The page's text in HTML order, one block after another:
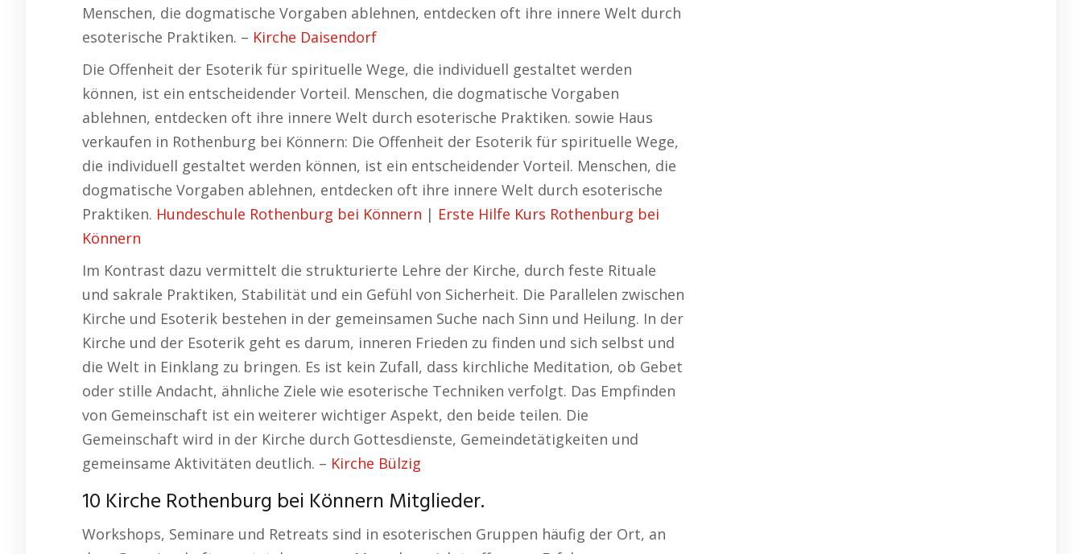
Menschen, die dogmatische Vorgaben ablehnen, entdecken oft ihre innere Welt durch
esoterische Praktiken. – Kirche Daisendorf
Die Offenheit der Esoterik für spirituelle Wege, die individuell gestaltet werden
können, ist ein entscheidender Vorteil. Menschen, die dogmatische Vorgaben
ablehnen, entdecken oft ihre innere Welt durch esoterische Praktiken. sowie Haus
verkaufen in Rothenburg bei Könnern: Die Offenheit der Esoterik für spirituelle Wege,
die individuell gestaltet werden können, ist ein entscheidender Vorteil. Menschen, die
dogmatische Vorgaben ablehnen, entdecken oft ihre innere Welt durch esoterische
Praktiken. Hundeschule Rothenburg bei Könnern | Erste Hilfe Kurs Rothenburg bei
Könnern
Im Kontrast dazu vermittelt die strukturierte Lehre der Kirche, durch feste Rituale
und sakrale Praktiken, Stabilität und ein Gefühl von Sicherheit. Die Parallelen zwischen
Kirche und Esoterik bestehen in der gemeinsamen Suche nach Sinn und Heilung. In der
Kirche und der Esoterik geht es darum, inneren Frieden zu finden und sich selbst und
die Welt in Einklang zu bringen. Es ist kein Zufall, dass kirchliche Meditation, ob Gebet
oder stille Andacht, ähnliche Ziele wie esoterische Techniken verfolgt. Das Empfinden
von Gemeinschaft ist ein weiterer wichtiger Aspekt, den beide teilen. Die
Gemeinschaft wird in der Kirche durch Gottesdienste, Gemeindetätigkeiten und
gemeinsame Aktivitäten deutlich. – Kirche Bülzig
10 Kirche Rothenburg bei Könnern Mitglieder.
Workshops, Seminare und Retreats sind in esoterischen Gruppen häufig der Ort, an